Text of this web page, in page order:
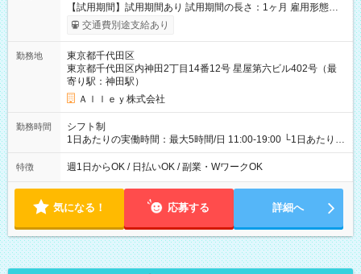
【試用期間】試用期間あり 試用期間の長さ：1ヶ月 雇用形態、
給与は本採用時と同じです。
交通費別途支給あり
勤務地
東京都千代田区
東京都千代田区内神田2丁目14番12号 星屋第六ビル402号（最
寄り駅：神田駅）
Ａｌｌｅｙ株式会社
勤務時間
シフト制
1日あたりの実働時間：最大5時間/日 11:00-19:00 └1日あたりの
実働時間：1-5時間 └上記の時間帯内であれば、いつでも勤務可
能！ └平日・土曜日の中で、お好きな曜日でご勤務いただけま
18:00 などのように、自由な働き方が可能なお仕事です！
特徴 週1日からOK / 日払いOK / 副業・WワークOK
気になる！ 応募する 詳細へ